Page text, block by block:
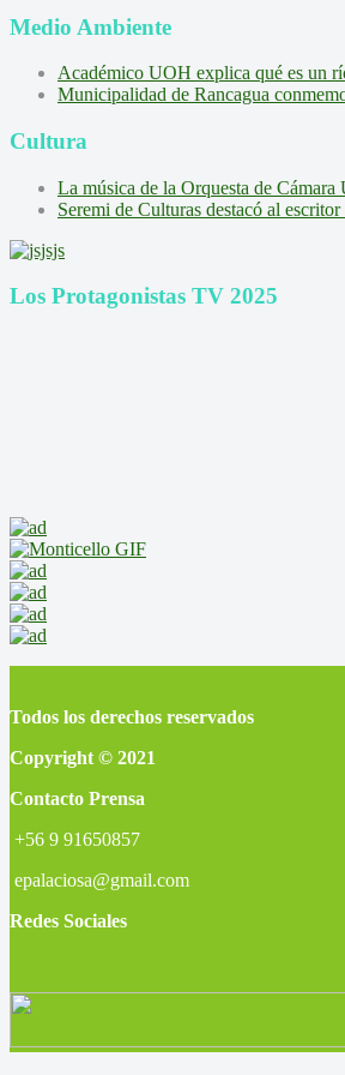
Medio Ambiente
Académico UOH explica qué es un
Municipalidad de Rancagua
Cultura
La música de la Orquesta de
Seremi de Culturas destacó al
Los Protagonistas TV 2025
Todos los derechos reservados
Copyright © 2021
Contacto Prensa
+56 9 91650857
epalaciosa@gmail.com
Redes Sociales